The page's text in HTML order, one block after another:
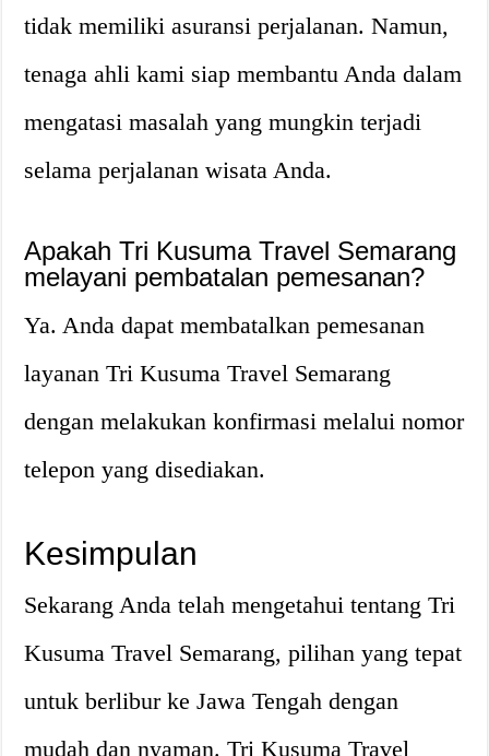
tidak memiliki asuransi perjalanan. Namun,
tenaga ahli kami siap membantu Anda dalam
mengatasi masalah yang mungkin terjadi
selama perjalanan wisata Anda.
Apakah Tri Kusuma Travel Semarang
melayani pembatalan pemesanan?
Ya. Anda dapat membatalkan pemesanan
layanan Tri Kusuma Travel Semarang
dengan melakukan konfirmasi melalui nomor
telepon yang disediakan.
Kesimpulan
Sekarang Anda telah mengetahui tentang Tri
Kusuma Travel Semarang, pilihan yang tepat
untuk berlibur ke Jawa Tengah dengan
mudah dan nyaman. Tri Kusuma Travel